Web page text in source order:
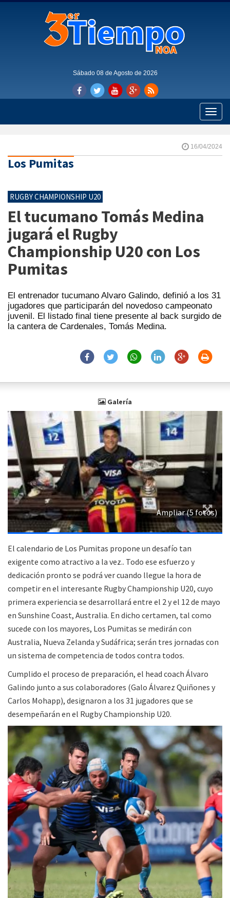
Sábado 08 de Agosto de 2026
Toggle
16/04/2024
Los Pumitas
RUGBY CHAMPIONSHIP U20
El tucumano Tomás Medina
jugará el Rugby
Championship U20 con Los
Pumitas
El entrenador tucumano Alvaro Galindo, definió a los 31
jugadores que participarán del novedoso campeonato
juvenil. El listado final tiene presente al back surgido de
la cantera de Cardenales, Tomás Medina.
Galería
Ampliar (5 fotos)
El calendario de Los Pumitas propone un desafío tan
exigente como atractivo a la vez.. Todo ese esfuerzo y
dedicación pronto se podrá ver cuando llegue la hora de
competir en el interesante Rugby Championship U20, cuyo
primera experiencia se desarrollará entre el 2 y el 12 de mayo
en Sunshine Coast, Australia. En dicho certamen, tal como
sucede con los mayores, Los Pumitas se medirán con
Australia, Nueva Zelanda y Sudáfrica; serán tres jornadas con
un sistema de competencia de todos contra todos.
Cumplido el proceso de preparación, el head coach Álvaro
Galindo junto a sus colaboradores (Galo Álvarez Quiñones y
Carlos Mohapp), designaron a los 31 jugadores que se
desempeñarán en el Rugby Championship U20.